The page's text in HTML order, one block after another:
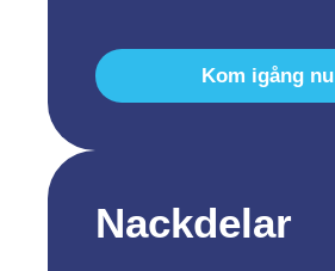
Kom igång nu
Nackdelar